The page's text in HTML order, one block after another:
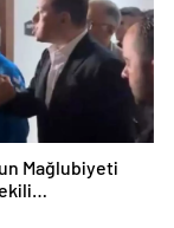
Mağlubiyeti